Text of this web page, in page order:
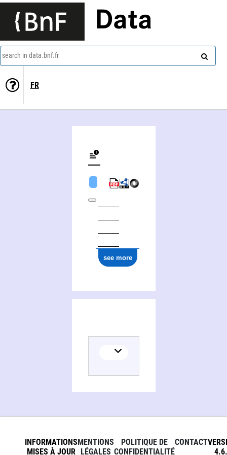
Data
search in data.bnf.fr
FR
see more
INFORMATIONS
MISES À JOUR
MENTIONS
LÉGALES
POLITIQUE DE
CONFIDENTIALITÉ
CONTACT